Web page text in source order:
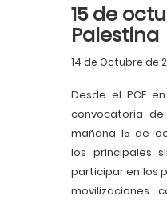
15 de
Palestina
14 de Octubre de
Desde el PCE
convocatoria
mañana 15 de
los principales
participar en los
movilizaciones